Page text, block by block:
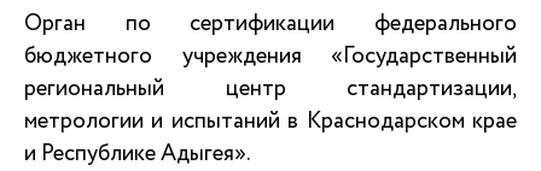
Орган по сертификации федерального
бюджетного учреждения «Государственный
региональный центр стандартизации,
метрологии и испытаний в Краснодарском крае
и Республике Адыгея».